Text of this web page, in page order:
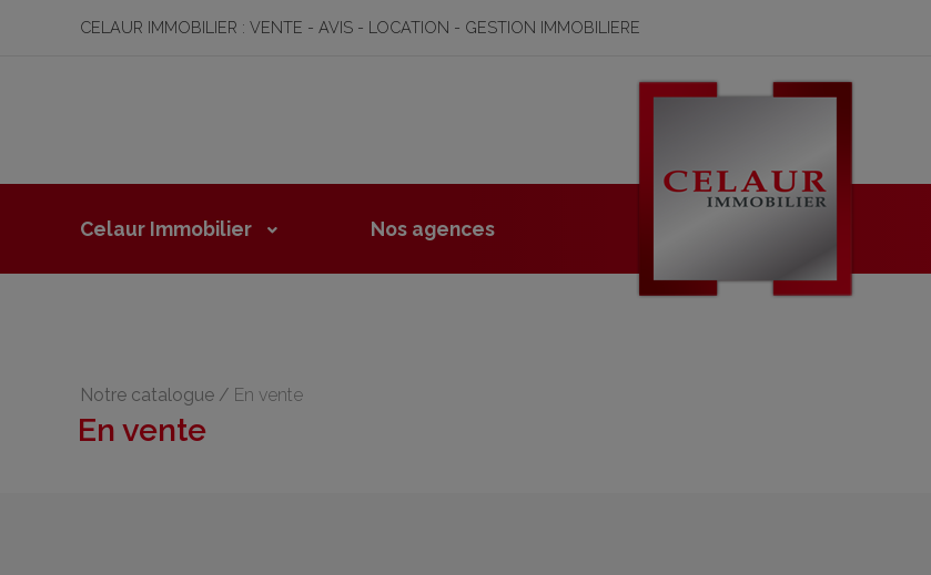
CELAUR IMMOBILIER : VENTE - AVIS - LOCATION - GESTION IMMOBILIERE
Celaur Immobilier Nos agences
Notre catalogue / En vente
En vente